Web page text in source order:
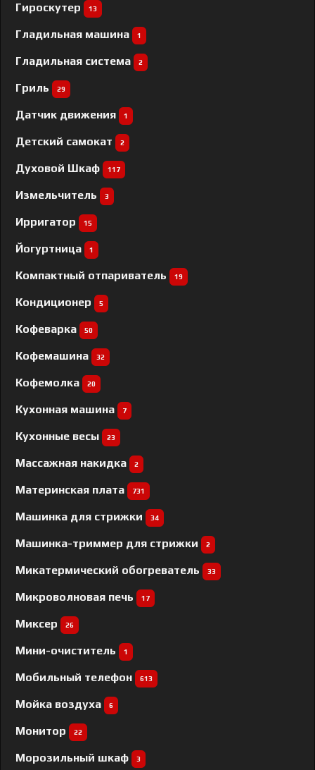
Гироскутер 13
Гладильная машина 1
Гладильная система 2
Гриль 29
Датчик движения 1
Детский самокат 2
Духовой Шкаф 117
Измельчитель 3
Ирригатор 15
Йогуртница 1
Компактный отпариватель 19
Кондиционер 5
Кофеварка 50
Кофемашина 32
Кофемолка 20
Кухонная машина 7
Кухонные весы 23
Массажная накидка 2
Материнская плата 731
Машинка для стрижки 34
Машинка-триммер для стрижки 2
Микатермический обогреватель 33
Микроволновая печь 17
Миксер 26
Мини-очиститель 1
Мобильный телефон 613
Мойка воздуха 6
Монитор 22
Морозильный шкаф 3